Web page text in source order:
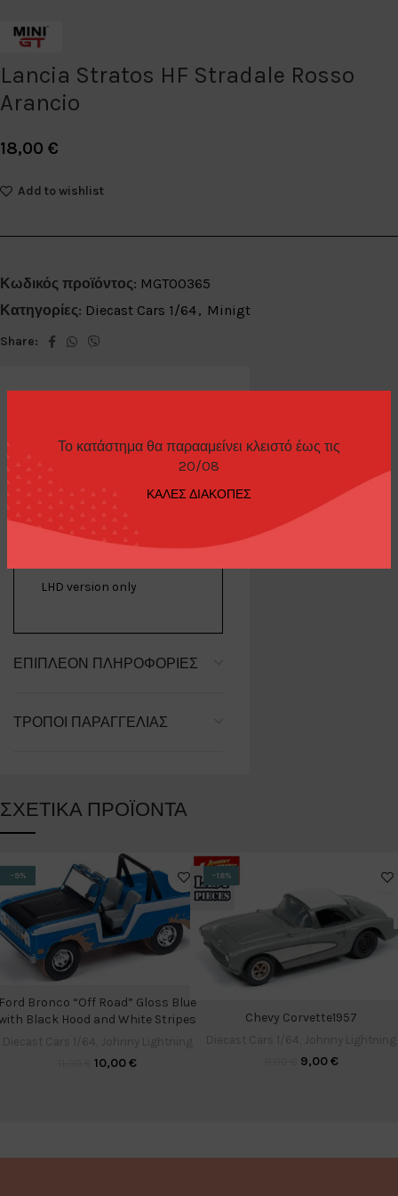
Το κατάστημα θα παρααμείνει κλειστό έως τις
20/08
ΚΑΛΕΣ ΔΙΑΚΟΠΕΣ
Lancia Stratos HF Stradale Rosso
Arancio
18,00 €
Add to wishlist
Κωδικός προϊόντος: MGT00365
Κατηγορίες: Diecast Cars 1/64, Minigt
Share:
Lancia Stratos HF Stradale
Rosso Arancio
LHD version only
ΕΠΙΠΛΈΟΝ ΠΛΗΡΟΦΟΡΊΕΣ
ΤΡΌΠΟΙ ΠΑΡΑΓΓΕΛΊΑΣ
ΣΧΕΤΙΚΆ ΠΡΟΪΌΝΤΑ
-9%
Bronco “Off Road” Gloss Blue
Black Hood and White Stripes
10,00€
-18%
Chevy Corvette1957
9,00€